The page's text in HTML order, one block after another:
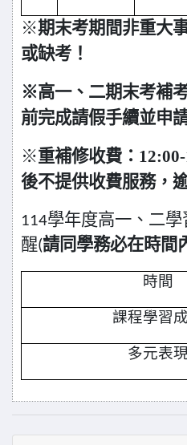
※期末考期間非重大
或缺考！
※高一、二期末考補
前完成請假手續並申
※重補修收費：
後不提供收費服務，
114學年度高一、二
醒(請同學務必在時間
時間
課程學習
多元表